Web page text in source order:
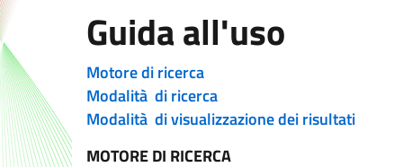
Guida all'uso
Motore di ricerca
Modalità di ricerca
Modalità di visualizzazione dei risultati
MOTORE DI RICERCA